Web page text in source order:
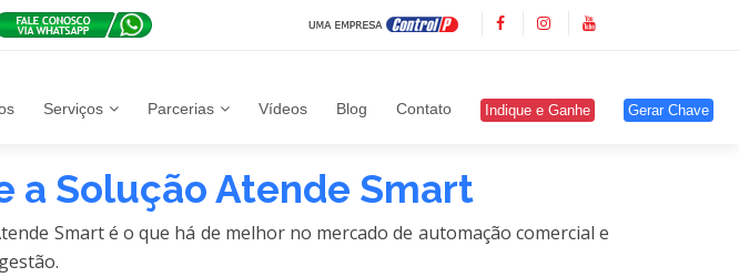
Serviços Parcerias Vídeos Blog Contato Indique e Ganhe Gerar Chave
a Solução Atende Smart
Smart é o que há de melhor no mercado de automação comercial e